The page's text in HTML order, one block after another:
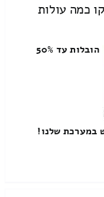
כמה עולות
הובלות עד 50%
במערכת שלנו!